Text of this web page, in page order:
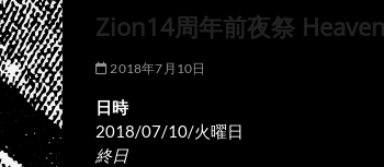
Zion14周年前夜祭
2018年7月10日
日時
2018/07/10/火曜日
終日